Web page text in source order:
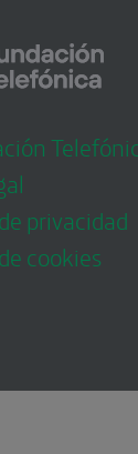
privacidad
cookies